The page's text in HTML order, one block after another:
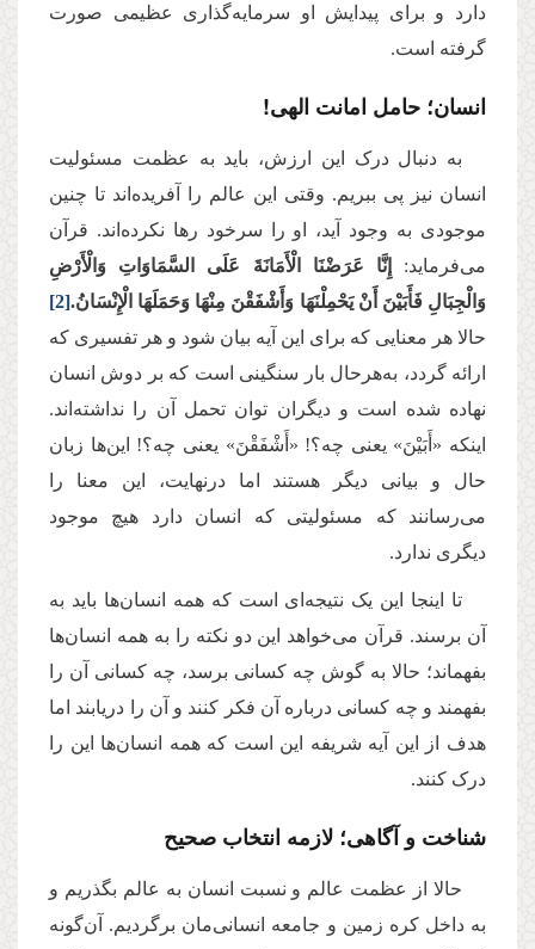
دارد و برای پیدایش او سرمایه‌گذاری عظیمی صورت
گرفته است.
انسان؛ حامل امانت الهی!
به دنبال درک این ارزش، باید به عظمت مسئولیت
انسان نیز پی ببریم. وقتی این عالم را آفریده‌اند تا چنین
موجودی به وجود آید، او را سرخود رها نکرده‌اند. قرآن
می‌فرماید:
إِنَّا عَرَضْنَا الْأَمَانَةَ عَلَى السَّمَاوَاتِ وَالْأَرْضِ
وَالْجِبَالِ فَأَبَيْنَ أَنْ يَحْمِلْنَهَا وَأَشْفَقْنَ مِنْهَا وَحَمَلَهَا الْإِنْسَانُ.[2]
حالا هر معنایی که برای این آیه بیان شود و هر تفسیری که
ارائه گردد، به‌هرحال بار سنگینی است که بر دوش انسان
نهاده شده است و دیگران توان تحمل آن را نداشته‌اند.
اینکه «أَبَيْنَ» یعنی چه؟! «أَشْفَقْنَ» یعنی چه؟! این‌ها زبان
حال‌ و بیانی دیگر هستند اما درنهایت، این معنا را
می‌رسانند که مسئولیتی که انسان دارد هیچ موجود
دیگری ندارد.
تا اینجا این یک نتیجه‌ای است که همه انسان‌ها باید به
آن برسند. قرآن می‌خواهد این دو نکته را به همه انسان‌ها
بفهماند؛ حالا به گوش چه کسانی برسد، چه کسانی آن را
بفهمند و چه کسانی درباره آن فکر کنند و آن را دریابند اما
هدف از این آیه شریفه این است که همه انسان‌ها این را
درک کنند.
شناخت و آگاهی؛ لازمه انتخاب صحیح
حالا از عظمت عالم و نسبت انسان به عالم بگذریم و
به داخل کره زمین و جامعه انسانی‌مان برگردیم. آن‌گونه